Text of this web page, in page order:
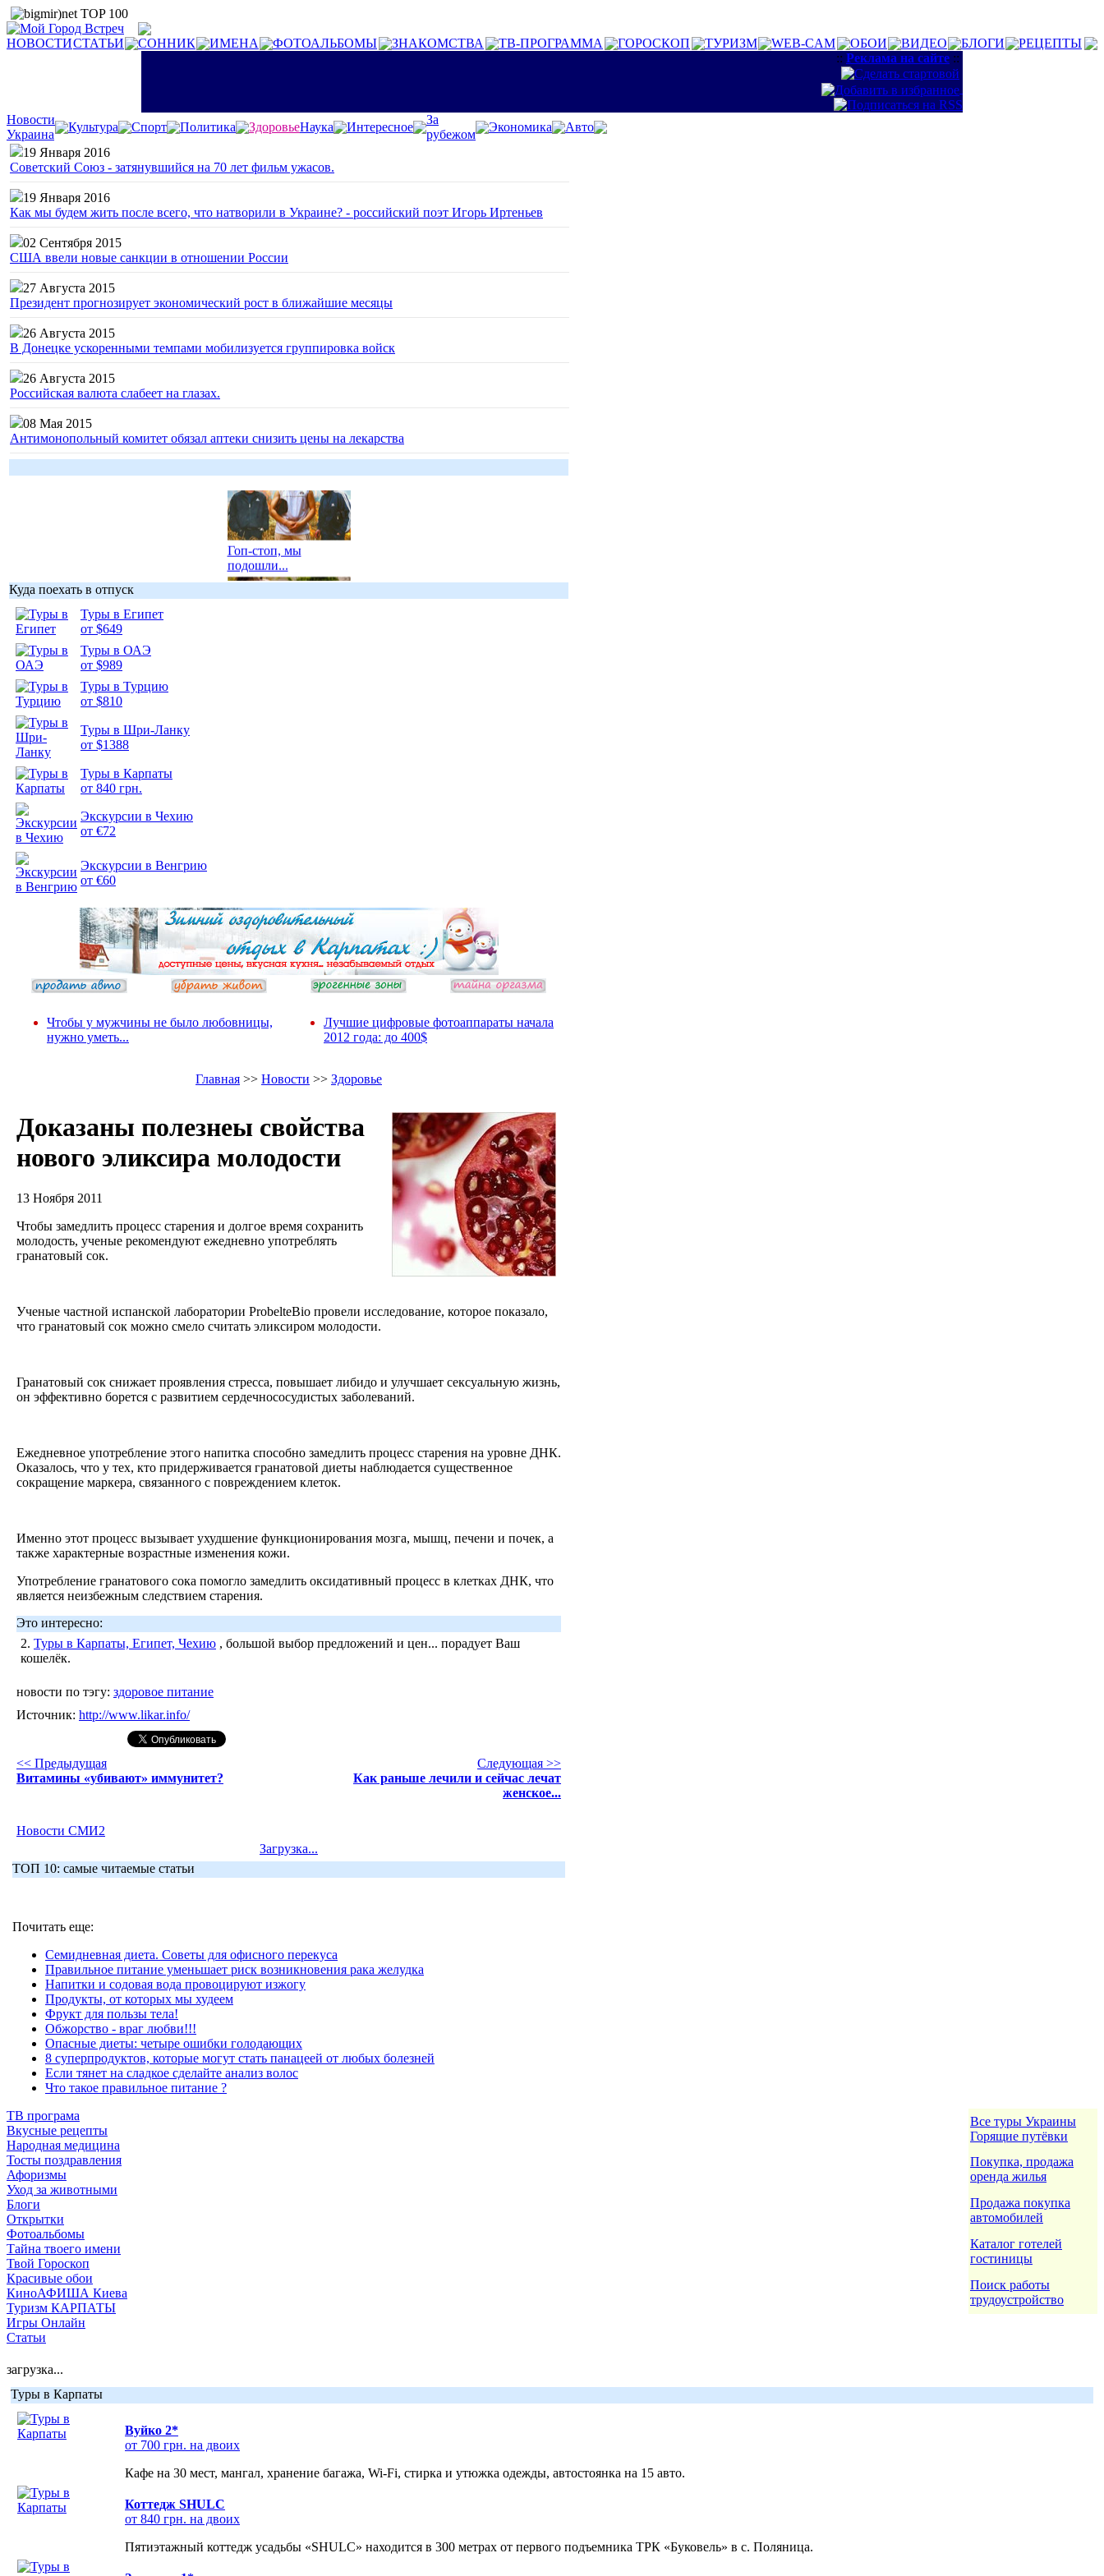
НОВОСТИСТАТЬИ СОННИК ИМЕНА ФОТОАЛЬБОМЫ ЗНАКОМСТВА ТВ-ПРОГРАММА ГОРОСКОП ТУРИЗМ WEB-CAM ОБОИ ВИДЕО БЛОГИ
РЕЦЕПТЫ
:: Реклама на сайте ::
Новости
Украина
Культура Спорт Политика ЗдоровьеНаука Интересное
За
рубежом
Экономика
Авто
19 Января 2016
Советский Союз - затянувшийся на 70 лет фильм ужасов.
19 Января 2016
Как мы будем жить после всего, что натворили в Украине? - российский поэт Игорь Иртеньев
02 Сентября 2015
США ввели новые санкции в отношении России
27 Августа 2015
Президент прогнозирует экономический рост в ближайшие месяцы
26 Августа 2015
В Донецке ускоренными темпами мобилизуется группировка войск
26 Августа 2015
Российская валюта слабеет на глазах.
08 Мая 2015
Антимонопольный комитет обязал аптеки снизить цены на лекарства
Гоп-стоп, мы
подошли...
Куда поехать в отпуск
Туры в Египет
от $649
Туры в ОАЭ
от $989
Туры в Турцию
от $810
Туры в Шри-Ланку
от $1388
Туры в Карпаты
от 840 грн.
Экскурсии в Чехию
от €72
Экскурсии в Венгрию
от €60
Чтобы у мужчины не было любовницы,
нужно уметь...
Лучшие цифровые фотоаппараты начала
2012 года: до 400$
Главная >> Новости >> Здоровье
Доказаны полезнеы свойства
нового эликсира молодости
13 Ноября 2011
Чтобы замедлить процесс старения и долгое время сохранить
молодость, ученые рекомендуют ежедневно употреблять
гранатовый сок.
Ученые частной испанской лаборатории ProbelteBio провели исследование, которое показало,
что гранатовый сок можно смело считать эликсиром молодости.
Гранатовый сок снижает проявления стресса, повышает либидо и улучшает сексуальную жизнь,
он эффективно борется с развитием сердечнососудистых заболеваний.
Ежедневное употребление этого напитка способно замедлить процесс старения на уровне ДНК.
Оказалось, что у тех, кто придерживается гранатовой диеты наблюдается существенное
сокращение маркера, связанного с повреждением клеток.
Именно этот процесс вызывает ухудшение функционирования мозга, мышц, печени и почек, а
также характерные возрастные изменения кожи.
Употребление гранатового сока помогло замедлить оксидативный процесс в клетках ДНК, что
является неизбежным следствием старения.
Это интересно:
2. Туры в Карпаты, Египет, Чехию , большой выбор предложений и цен... порадует Ваш
кошелёк.
новости по тэгу: здоровое питание
Источник: http://www.likar.info/
<< Предыдущая
Витамины «убивают» иммунитет?
Следующая >>
Как раньше лечили и сейчас лечат
женское...
Новости СМИ2
Загрузка...
ТОП 10: самые читаемые статьи
Почитать еще:
Семидневная диета. Советы для офисного перекуса
Правильное питание уменьшает риск возникновения рака желудка
Напитки и содовая вода провоцируют изжогу
Продукты, от которых мы худеем
Фрукт для пользы тела!
Обжорство - враг любви!!!
Опасные диеты: четыре ошибки голодающих
8 суперпродуктов, которые могут стать панацеей от любых болезней
Если тянет на сладкое сделайте анализ волос
Что такое правильное питание ?
ТВ програма
Вкусные рецепты
Народная медицина
Тосты поздравления
Афоризмы
Уход за животными
Блоги
Открытки
Фотоальбомы
Тайна твоего имени
Твой Гороскоп
Красивые обои
КиноАФИША Киева
Туризм КАРПАТЫ
Игры Онлайн
Статьи
Все туры Украины
Горящие путёвки
Покупка, продажа
оренда жилья
Продажа покупка
автомобилей
Каталог готелей
гостиницы
Поиск работы
трудоустройство
загрузка...
Туры в Карпаты
Вуйко 2*
от 700 грн. на двоих
Кафе на 30 мест, мангал, хранение багажа, Wi-Fi, стирка и утюжка одежды, автостоянка на 15 авто.
Коттедж SHULC
от 840 грн. на двоих
Пятиэтажный коттедж усадьбы «SHULC» находится в 300 метрах от первого подъемника ТРК «Буковель» в с. Поляница.